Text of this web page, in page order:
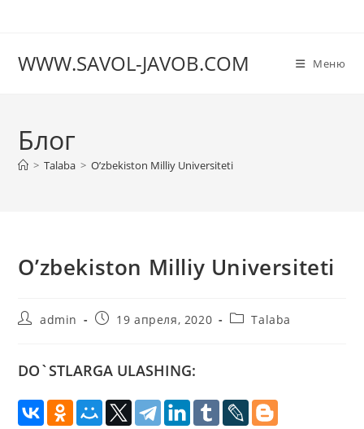
WWW.SAVOL-JAVOB.COM Меню
Блог
> Talaba > O’zbekiston Milliy Universiteti
O’zbekiston Milliy Universiteti
Авторadmin
Запись19 апреля, 2020
Рубрика
Talaba
DO`STLARGA ULASHING: